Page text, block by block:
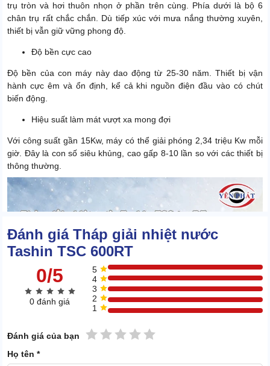
trụ tròn và hơi thuôn nhọn ở phần trên cùng. Phía dưới là bộ 6
chân trụ rất chắc chắn. Dù tiếp xúc với mưa nắng thường xuyên,
thiết bị vẫn giữ vững phong độ.
Độ bền cực cao
Độ bền của con máy này dao động từ 25-30 năm. Thiết bị vận
hành cực êm và ổn định, kể cả khi nguồn điện đầu vào có chút
biến động.
Hiệu suất làm mát vượt xa mong đợi
Với công suất gần 15Kw, máy có thể giải phóng 2,34 triệu Kw mỗi
giờ. Đây là con số siêu khủng, cao gấp 8-10 lần so với các thiết bị
thông thường.
Đánh giá Tháp giải nhiệt nước
Tashin TSC 600RT
0/5
0 đánh giá
5
4
3
2
1
Đánh giá của bạn 5 sao
4 sao
3 sao
2 sao
1 sao
Họ tên *